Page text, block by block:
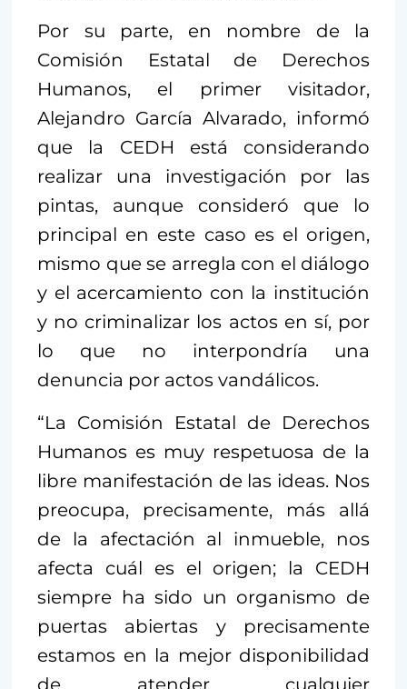
Por su parte, en nombre de la
Comisión Estatal de Derechos
Humanos, el primer visitador,
Alejandro García Alvarado, informó
que la CEDH está considerando
realizar una investigación por las
pintas, aunque consideró que lo
principal en este caso es el origen,
mismo que se arregla con el diálogo
y el acercamiento con la institución
y no criminalizar los actos en sí, por
lo que no interpondría una
denuncia por actos vandálicos.
“La Comisión Estatal de Derechos
Humanos es muy respetuosa de la
libre manifestación de las ideas. Nos
preocupa, precisamente, más allá
de la afectación al inmueble, nos
afecta cuál es el origen; la CEDH
siempre ha sido un organismo de
puertas abiertas y precisamente
estamos en la mejor disponibilidad
de atender cualquier